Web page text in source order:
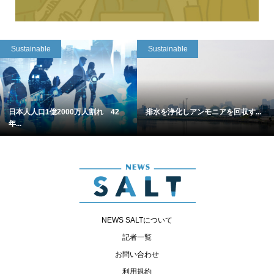
Sustainable
日本人人口1億2000万人割れ 42
年...
Sustainable
排水を浄化しアンモニアを回収す...
NEWS SALTについて
記者一覧
お問い合わせ
利用規約